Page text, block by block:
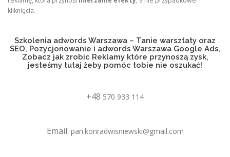
kliknięcia.
Szkolenia adwords Warszawa – Tanie warsztaty oraz
SEO, Pozycjonowanie i adwords Warszawa Google Ads,
Zobacz jak zrobic Reklamy które przynoszą zysk,
jesteśmy tutaj żeby pomóc tobie nie oszukać!
+48 570 933 114
Email: pan.konradwisniewski@gmail.com